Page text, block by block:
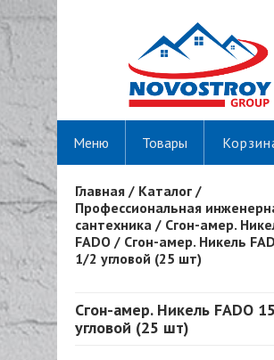
Меню Товары
Вы здесь
Главная / Каталог /
Профессиональная
сантехника / Сгон-амер.
FADO / Сгон-амер. Никель
1/2 угловой (25 шт)
Сгон-амер. Никель FADO
угловой (25 шт)